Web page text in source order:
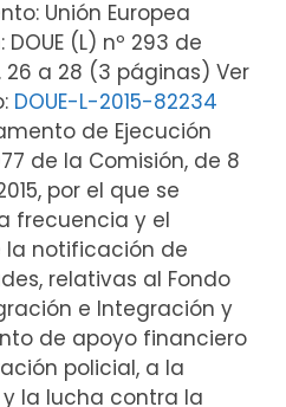
Unión Europea
(L) nº 293 de
26 a 28 (3 páginas) Ver
DOUE-L-2015-82234
de Ejecución
de la Comisión, de 8
por el que se
frecuencia y el
notificación de
relativas al Fondo
e Integración y
de apoyo financiero
policial, a la
la lucha contra la